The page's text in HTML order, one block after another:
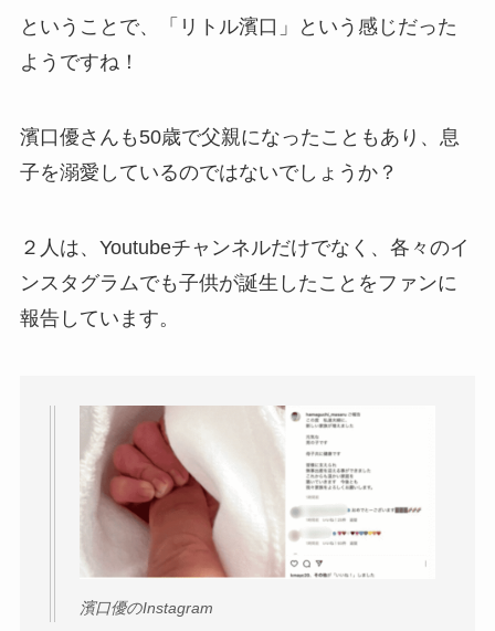
ということで、「リトル濱口」という感じだった
ようですね！
濱口優さんも50歳で父親になったこともあり、息
子を溺愛しているのではないでしょうか？
２人は、Youtubeチャンネルだけでなく、各々のイ
ンスタグラムでも子供が誕生したことをファンに
報告しています。
濱口優のInstagram